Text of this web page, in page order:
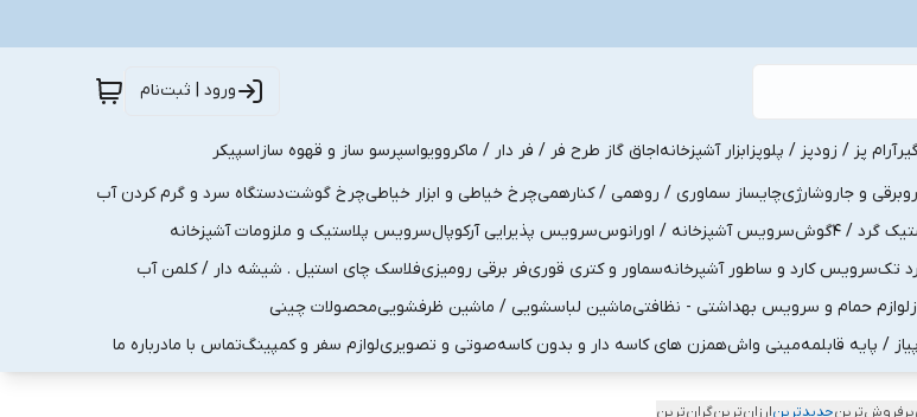
ورود | ثبت‌نام
آرام پز / زودپز / پلوپزابزار آشپزخانهاجاق گاز طرح فر / فر دار / ماکروویواسپرسو ساز و قهوه سازاسپیکر
و جاروشارژیچایساز سماوری / روهمی / کنارهمیچرخ خیاطی و ابزار خیاطیچرخ گوشتدستگاه سرد و گرم کردن آب
/ 4گوش سرویس آشپزخانه / اورانوسسرویس پذیرایی آرکوپالسرویس پلاستیک و ملزومات آشپزخانه
تکسرویس کارد و ساطور آشپرخانهسماور و کتری قوریفر برقی رومیزیفلاسک چای استیل . شیشه دار / کلمن آب
لوازم حمام و سرویس بهداشتی - نظافتیماشین لباسشویی / ماشین ظرفشوییمحصولات چینی
/ پایه قابلمهمینی واشهمزن های کاسه دار و بدون کاسهصوتی و تصویریلوازم سفر و کمپینگتماس با مادرباره ما
پرفروش‌ترینجدیدترینارزان‌ترینگران‌ترین